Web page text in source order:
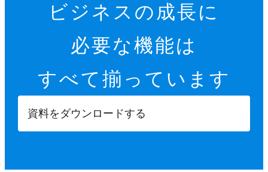
ビジネスの成長に
必要な機能は
すべて揃っています
資料をダウンロードする